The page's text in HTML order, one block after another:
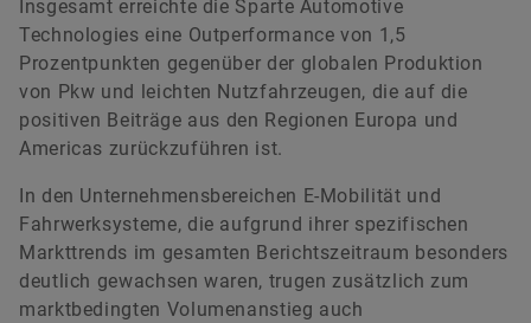
Insgesamt erreichte die Sparte Automotive
Technologies eine Outperformance von 1,5
Prozentpunkten gegenüber der globalen Produktion
von Pkw und leichten Nutzfahrzeugen, die auf die
positiven Beiträge aus den Regionen Europa und
Americas zurückzuführen ist.
In den Unternehmensbereichen E-Mobilität und
Fahrwerksysteme, die aufgrund ihrer spezifischen
Markttrends im gesamten Berichtszeitraum besonders
deutlich gewachsen waren, trugen zusätzlich zum
marktbedingten Volumenanstieg auch